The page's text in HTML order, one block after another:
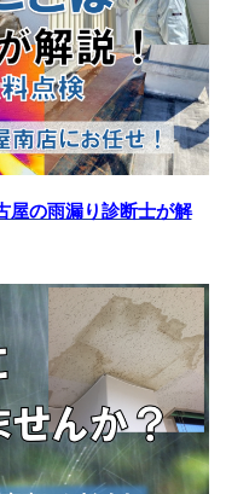
屋の雨漏り診断士が解